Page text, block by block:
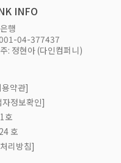
INFO
행
04-377437
: 정현아 (다인컴퍼니)
약관]
정보확인]
호
호
리방침]